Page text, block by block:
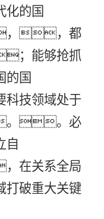
化的国
，都
；能够抢抓
的国
技领域处于
。。必
自
关系全局
打破重大关键